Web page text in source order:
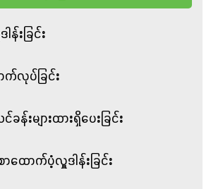
န်းခြင်း
လုပ်ခြင်း
န်းများထားရှိပေးခြင်း
ထောက်ပံ့လှူဒါန်းခြင်း